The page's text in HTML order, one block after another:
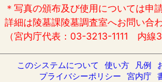
＊写真の頒布及び使用については申
詳細は陵墓課陵墓調査室へお問い合
（宮内庁代表：03-3213-1111 内線
このシステムについて 使い方 凡例
プライバシーポリシー
宮内庁